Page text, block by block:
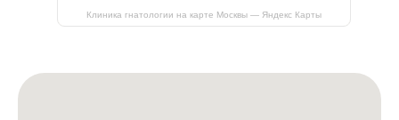
Клиника гнатологии на карте Москвы — Яндекс Карты